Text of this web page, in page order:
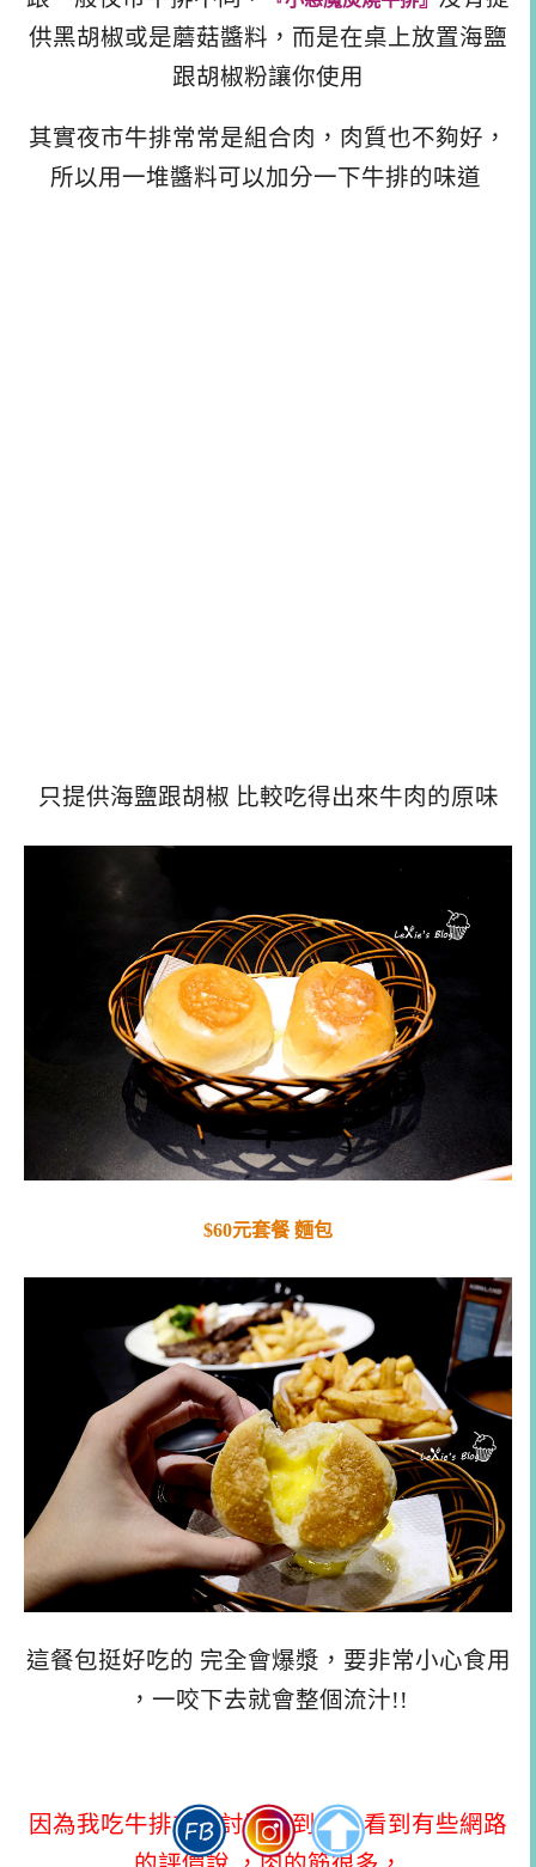
供黑胡椒或是蘑菇醬料，而是在桌上放置海鹽
跟胡椒粉讓你使用
其實夜市牛排常常是組合肉，肉質也不夠好，
所以用一堆醬料可以加分一下牛排的味道
只提供海鹽跟胡椒 比較吃得出來牛肉的原味
$60元套餐 麵包
這餐包挺好吃的 完全會爆漿，要非常小心食用
，一咬下去就會整個流汁!!
因為我吃牛排非常討厭吃到筋，看到有些網路